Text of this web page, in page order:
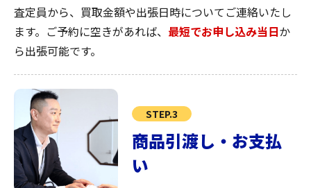
査定員から、買取金額や出張日時についてご連絡いたし
ます。ご予約に空きがあれば、 最短でお申し込み当日か
ら出張可能です。
STEP.3
商品引渡し・お支払
い